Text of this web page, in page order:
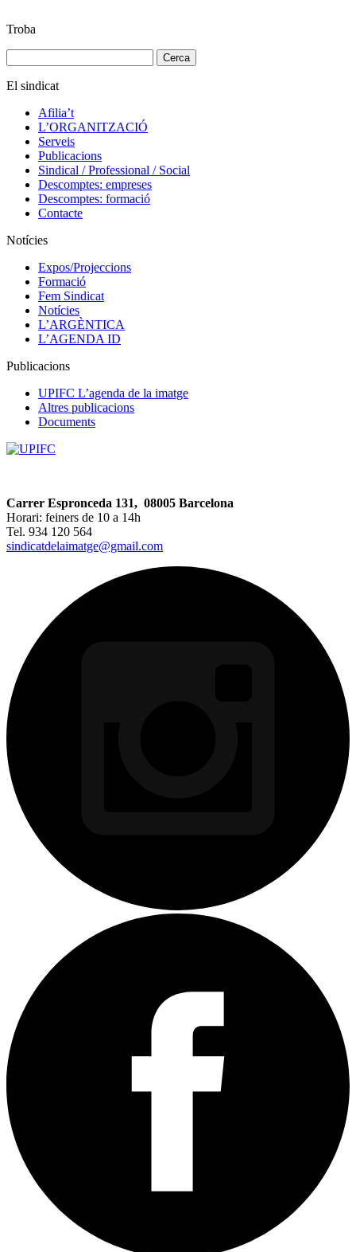
Troba
El sindicat
Afilia’t
L’ORGANITZACIÓ
Serveis
Publicacions
Sindical / Professional / Social
Descomptes: empreses
Descomptes: formació
Contacte
Notícies
Expos/Projeccions
Formació
Fem Sindicat
Notícies
L’ARGÈNTICA
L’AGENDA ID
Publicacions
UPIFC L’agenda de la imatge
Altres publicacions
Documents
Carrer Espronceda 131, 08005 Barcelona
Horari: feiners de 10 a 14h
Tel. 934 120 564
sindicatdelaimatge@gmail.com